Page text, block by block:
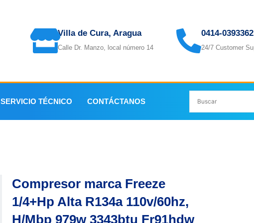
Villa de Cura, Aragua
Calle Dr. Manzo, local número 14
0414-0393362
24/7 Customer
SERVICIO TÉCNICO CONTÁCTANOS
Compresor marca Freeze
1/4+Hp Alta R134a 110v/60hz,
H/Mbp 979w 3343btu Fr91hdw